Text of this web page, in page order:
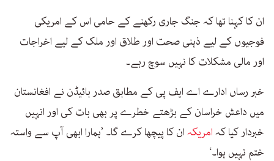
ان کا کہنا تھا کہ جنگ جاری رکھنے کے حامی اس کے امریکی
فوجیوں کے لیے ذہنی صحت اور طلاق اور ملک کے لیے اخراجات
اور مالی مشکلات کا نہیں سوچ رہے۔
خبر رساں ادارے اے ایف پی کے مطابق صدر بائیڈن نے افغانستان
میں داعش خراسان کے بڑھتے خطرے پر بھی بات کی اور انہیں
خبردار کیا کہامریکہان کا پیچھا کرے گا۔ ’ہمارا ابھی آپ سے واستہ
ختم نہیں ہوا۔‘